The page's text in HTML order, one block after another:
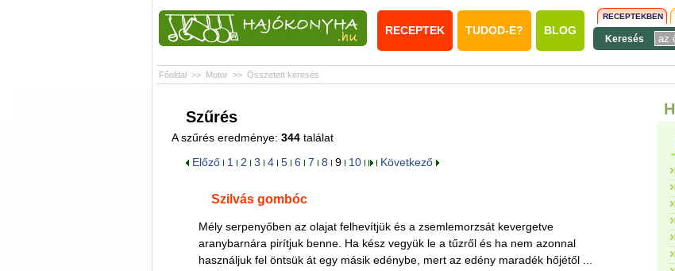
RECEPTEK TUDOD-E? BLOG
RECEPTEKBEN
Keresés
Főoldal >> Motor >> Összetett keresés
Szűrés
A szűrés eredménye: 344találat
Előző
1 2 3 4 5 6 7 8 9 10 Következő
Szilvás gombóc
Mély serpenyőben az olajat felhevítjük és a zsemlemorzsát kevergetve
aranybarnára pirítjuk benne. Ha kész vegyük le a tűzről és ha nem azonnal
használjuk fel öntsük át egy másik edénybe, mert az edény maradék hőjétől ...